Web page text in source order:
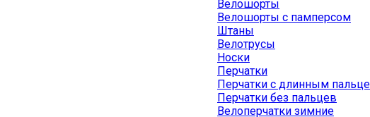
Велошорты
Велошорты с памперсом
Штаны
Велотрусы
Носки
Перчатки
Перчатки с длинным
Перчатки без пальцев
Велоперчатки зимние